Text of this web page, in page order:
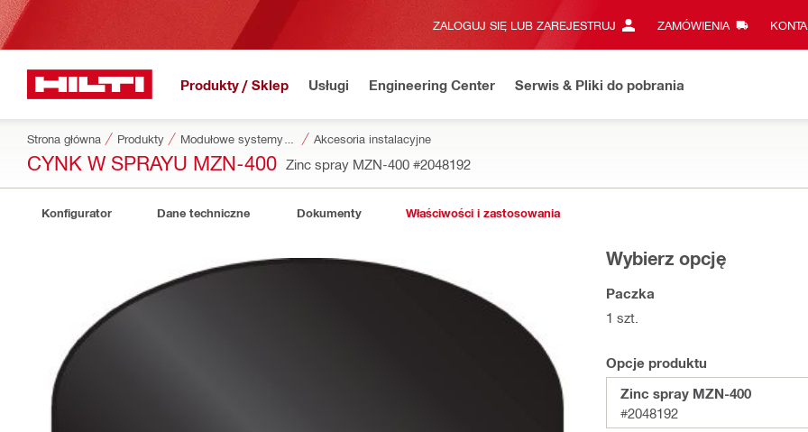
ZALOGUJ SIĘ LUB ZAREJESTRUJ ZAMÓWIENIA
Produkty / Sklep Usługi Engineering Center Serwis & Pliki do pobrania
Strona główna Produkty Akcesoria instalacyjne
CYNK W SPRAYU MZN-400 Zinc spray MZN-400 #2048192
Konfigurator Dane techniczne Dokumenty Właściwości i zastosowania
Wybierz opcję
Paczka
1 szt.
Opcje produktu
Zinc spray MZN-400
#2048192